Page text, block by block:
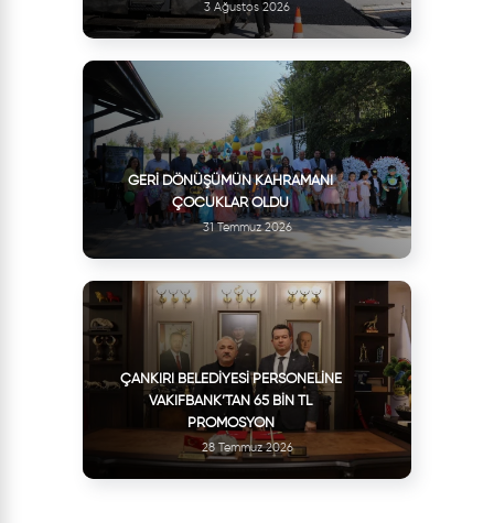
3 Ağustos 2026
GERI DÖNÜŞÜMÜN KAHRAMANI
ÇOCUKLAR OLDU
31 Temmuz 2026
ÇANKIRI BELEDIYESI PERSONELINE
VAKIFBANK’TAN 65 BIN TL
PROMOSYON
28 Temmuz 2026